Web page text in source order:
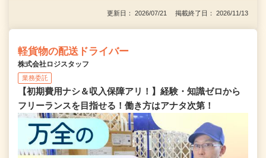
更新日： 2026/07/21 掲載終了日： 2026/11/13
軽貨物の配送ドライバー
株式会社ロジスタッフ
業務委託
【初期費用ナシ＆収入保障アリ！】経験・知識ゼロから
フリーランスを目指せる！働き方はアナタ次第！